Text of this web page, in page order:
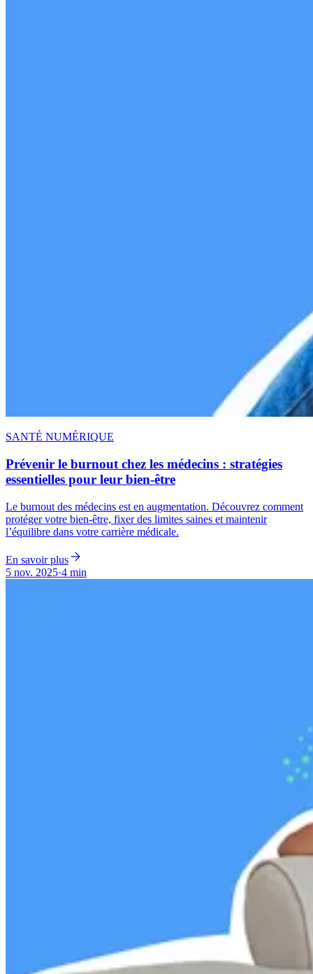
SANTÉ NUMÉRIQUE
Prévenir le burnout chez les médecins : stratégies
essentielles pour leur bien-être
Le burnout des médecins est en augmentation. Découvrez comment
protéger votre bien-être, fixer des limites saines et maintenir
l’équilibre dans votre carrière médicale.
En savoir plus
5 nov. 2025·4 min